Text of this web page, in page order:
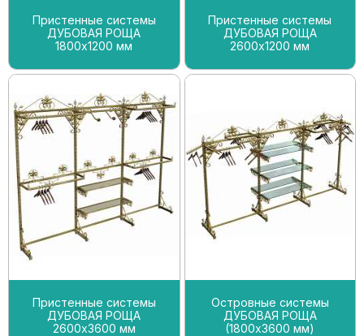
Пристенные системы
ДУБОВАЯ РОЩА
1800х1200 мм
Пристенные системы
ДУБОВАЯ РОЩА
2600х1200 мм
Пристенные системы
ДУБОВАЯ РОЩА
2600х3600 мм
Островные системы
ДУБОВАЯ РОЩА
(1800х3600 мм)